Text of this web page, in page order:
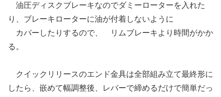
油圧ディスクブレーキなのでダミーローターを入れた
り、ブレーキローターに油が付着しないように
カバーしたりするので、 リムブレーキより時間がかか
る。
クイックリリースのエンド金具は全部組み立て最終形に
したら、嵌めて幅調整後、レバーで締めるだけで簡単だっ